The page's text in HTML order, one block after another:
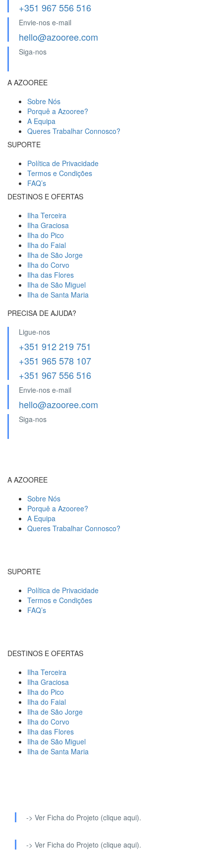
+351 967 556 516
Envie-nos e-mail
hello@azooree.com
Siga-nos
A AZOOREE
Sobre Nós
Porquê a Azooree?
A Equipa
Queres Trabalhar Connosco?
SUPORTE
Política de Privacidade
Termos e Condições
FAQ’s
DESTINOS E OFERTAS
Ilha Terceira
Ilha Graciosa
Ilha do Pico
Ilha do Faial
Ilha de São Jorge
Ilha do Corvo
Ilha das Flores
Ilha de São Miguel
Ilha de Santa Maria
PRECISA DE AJUDA?
Ligue-nos
+351 912 219 751
+351 965 578 107
+351 967 556 516
Envie-nos e-mail
hello@azooree.com
Siga-nos
A AZOOREE
Sobre Nós
Porquê a Azooree?
A Equipa
Queres Trabalhar Connosco?
SUPORTE
Política de Privacidade
Termos e Condições
FAQ’s
DESTINOS E OFERTAS
Ilha Terceira
Ilha Graciosa
Ilha do Pico
Ilha do Faial
Ilha de São Jorge
Ilha do Corvo
Ilha das Flores
Ilha de São Miguel
Ilha de Santa Maria
-> Ver Ficha do Projeto (clique aqui).
-> Ver Ficha do Projeto (clique aqui).